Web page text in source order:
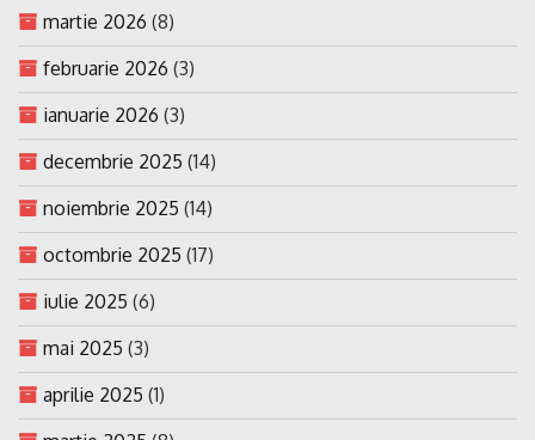
martie 2026 (8)
februarie 2026 (3)
ianuarie 2026 (3)
decembrie 2025 (14)
noiembrie 2025 (14)
octombrie 2025 (17)
iulie 2025 (6)
mai 2025 (3)
aprilie 2025 (1)